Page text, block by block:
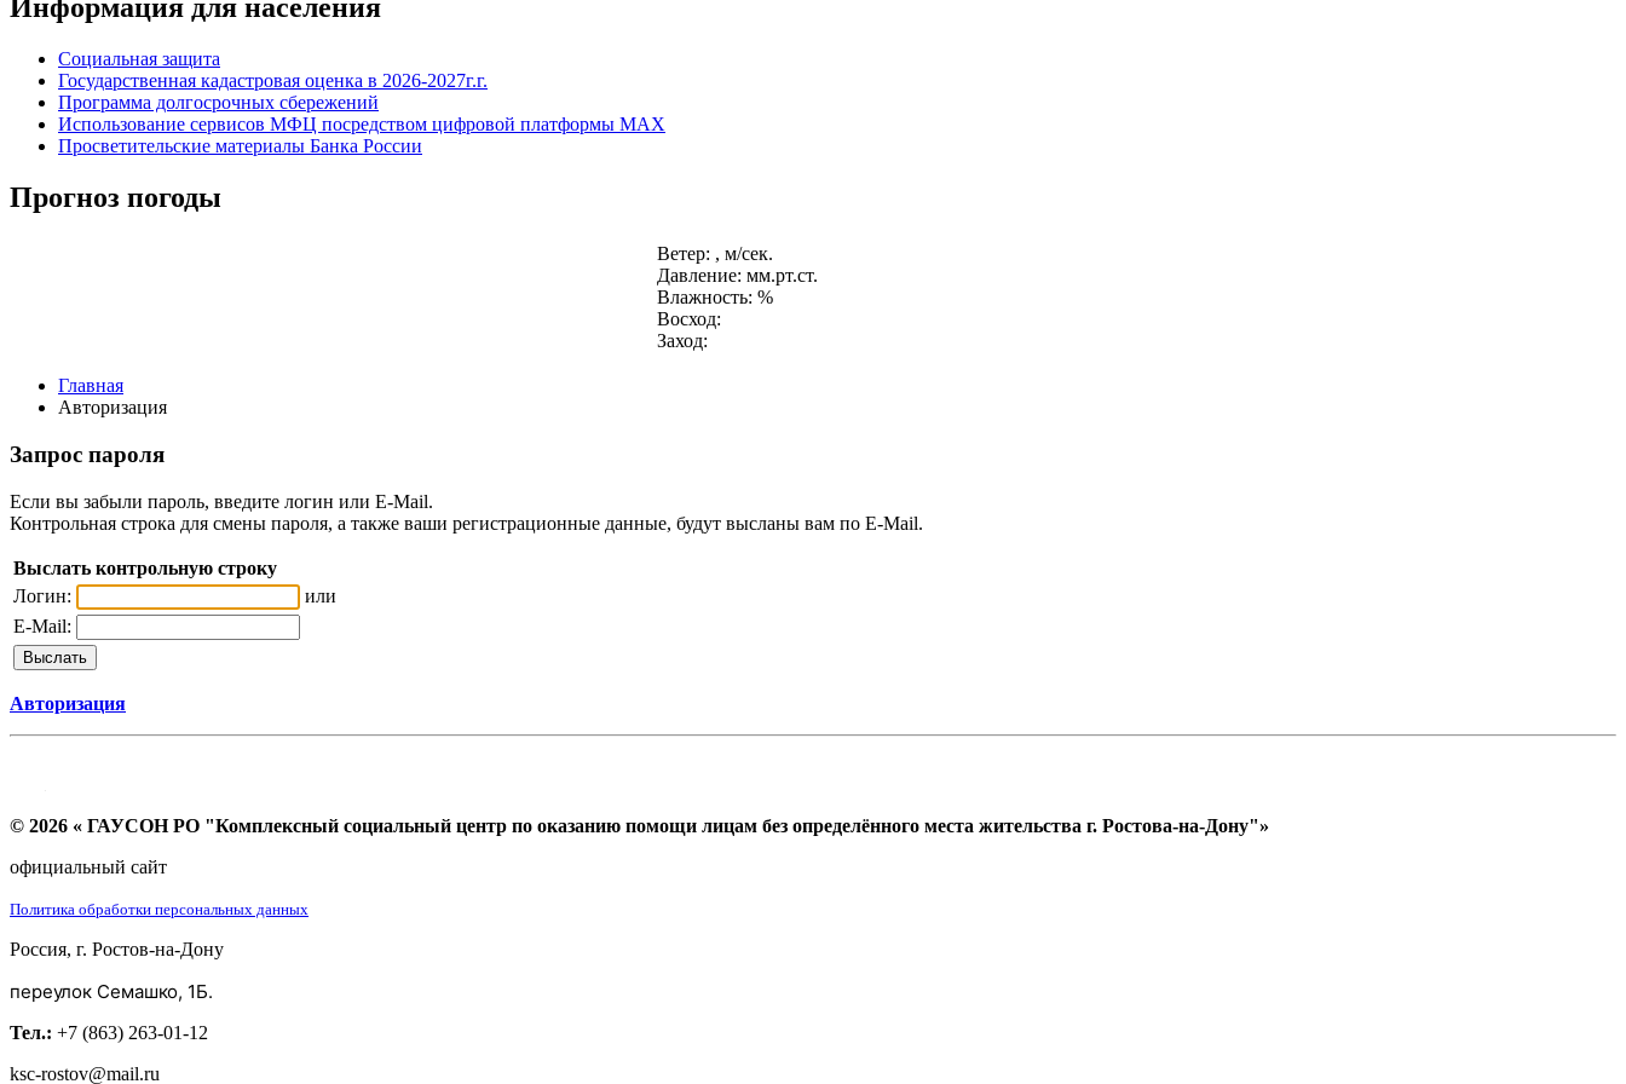
Информация для населения
Социальная защита
Государственная кадастровая оценка в 2026-2027г.г.
Программа долгосрочных сбережений
Использование сервисов МФЦ посредством цифровой платформы MAX
Просветительские материалы Банка России
Прогноз погоды
Ветер: , м/сек.
Давление: мм.рт.ст.
Влажность: %
Восход:
Заход:
Главная
Авторизация
Запрос пароля
Если вы забыли пароль, введите логин или E-Mail.
Контрольная строка для смены пароля, а также ваши регистрационные данные, будут высланы вам по E-Mail.
Выслать контрольную строку
Логин:
или
E-Mail:
Авторизация
© 2026 « ГАУСОН РО "Комплексный социальный центр по оказанию помощи лицам без определённого места жительства г. Ростова-на-Дону"»
официальный сайт
Политика обработки персональных данных
Россия, г. Ростов-на-Дону
переулок Семашко, 1Б.
Тел.: +7 (863) 263-01-12
ksc-rostov@mail.ru